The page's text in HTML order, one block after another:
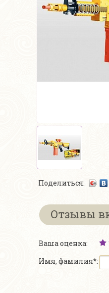
Поделиться:
Отзывы
Ваша оценка:
Имя, фамилия*: